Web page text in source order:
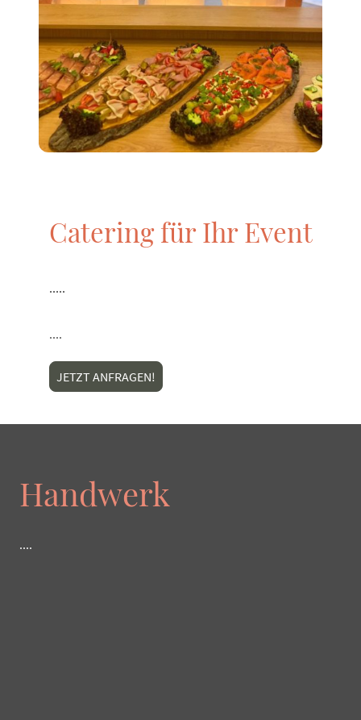
Catering für Ihr Event
.....
....
JETZT ANFRAGEN!
Handwerk
....